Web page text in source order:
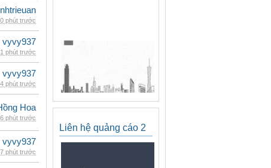
phút trước
vyvy937
phút trước
vyvy937
phút trước
Hoa
phút trước
vyvy937
phút trước
Liên hệ quảng cáo 2